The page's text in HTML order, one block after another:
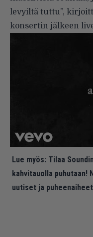
levyiltä tuttu”,
konsertin jälkeen
Lue myös: Tilaa
kahvitauolla puhutaan!
uutiset ja